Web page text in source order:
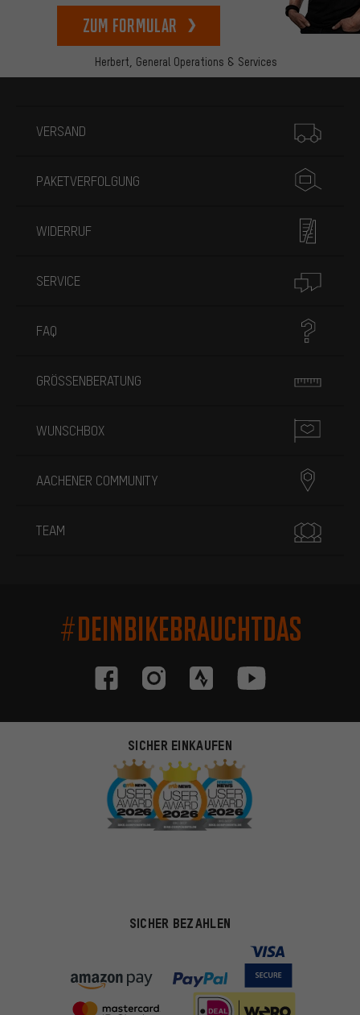
Herbert, General Operations & Services
zum Formular
VERSAND
PAKETVERFOLGUNG
WIDERRUF
SERVICE
FAQ
GRÖSSENBERATUNG
WUNSCHBOX
AACHENER COMMUNITY
TEAM
#DEINBIKEBRAUCHTDAS
SICHER EINKAUFEN
SICHER BEZAHLEN